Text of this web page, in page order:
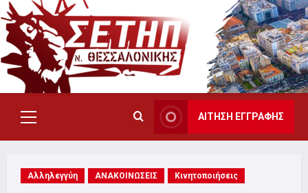
Skip
to
content
Primary
Menu
ΑΙΤΗΣΗ ΕΓΓΡΑΦΗΣ
Αλληλεγγύη ΑΝΑΚΟΙΝΩΣΕΙΣ Κινητοποιήσεις